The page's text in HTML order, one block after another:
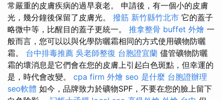
常嚴重的皮膚疾病的過早衰老。 申請後，有一個小的皮膚
光，幾分鐘後保留了皮膚光。 撥筋 新竹縣竹北市 它的蓋子
略微中等，比醒目的蓋子更統一。 推拿整骨 buffet 外燴 一
般而言，您可以以與化學防曬霜相同的方式使用礦物防曬
霜。 台中排毒推薦 吳老師整復 台胞證宜蘭 儘管礦物防曬
霜的壞消息是它們會在您的皮膚上引起白色斑點，但幸運的
是，時代會改變。 cpa firm 外燴 seo 是什麼 台胞證辦理
seo軟體 如今，品牌致力於礦物SPF，不要在您的臉上留下